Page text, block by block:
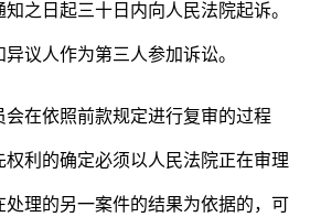
之日起三十日内向人民法院起诉。
议人作为第三人参加诉讼。
在依照前款规定进行复审的过程
权利的确定必须以人民法院正在审理
处理的另一案件的结果为依据的，可